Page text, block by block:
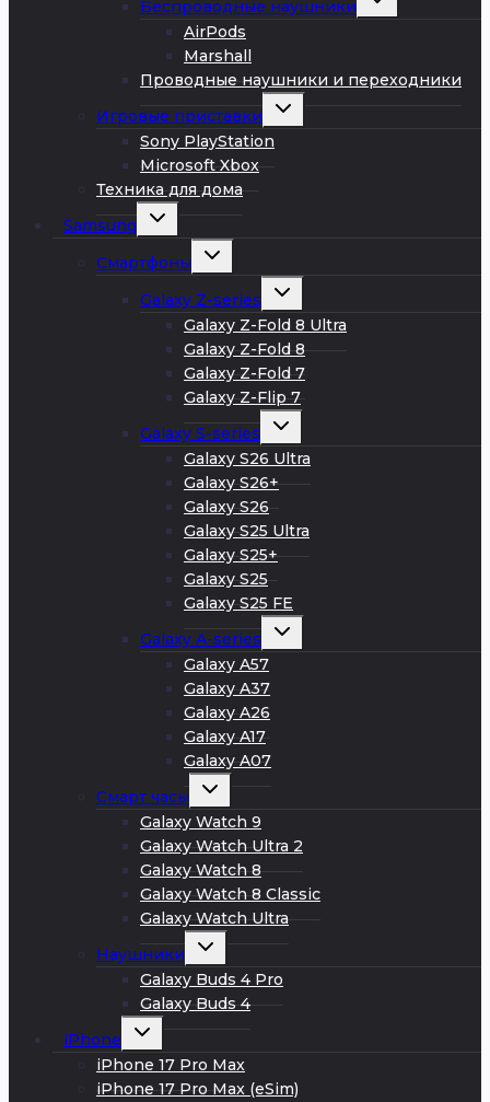
Беспроводные наушники
AirPods
Marshall
Проводные наушники и переходники
Игровые приставки
Развернуть
меню
Sony PlayStation
Microsoft Xbox
Техника для дома
Samsung
Развернуть
Смартфоны
Развернуть
Galaxy Z-series
Развернуть
меню
Galaxy Z-Fold 8 Ultra
Galaxy Z-Fold 8
Galaxy Z-Fold 7
Galaxy Z-Flip 7
Galaxy S-series
Развернуть
меню
Galaxy S26 Ultra
Galaxy S26+
Galaxy S26
Galaxy S25 Ultra
Galaxy S25+
Galaxy S25
Galaxy S25 FE
Galaxy A-series
Развернуть
меню
Galaxy A57
Galaxy A37
Galaxy A26
Galaxy A17
Galaxy A07
Смарт часы
Развернуть
меню
Galaxy Watch 9
Galaxy Watch Ultra 2
Galaxy Watch 8
Galaxy Watch 8 Classic
Galaxy Watch Ultra
Наушники
Развернуть
меню
Galaxy Buds 4 Pro
Galaxy Buds 4
iPhone
Развернуть
меню
iPhone 17 Pro Max
iPhone 17 Pro Max (eSim)